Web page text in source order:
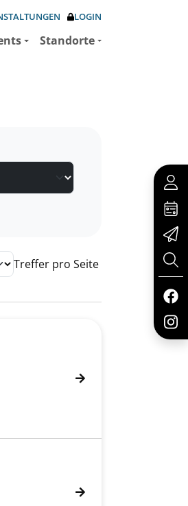
LOGIN
Standorte
Treffer pro Seite